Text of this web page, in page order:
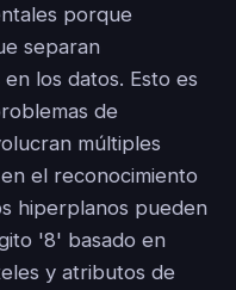
porque
separan
los datos. Esto es
de
múltiples
el reconocimiento
hiperplanos pueden
'8' basado en
y atributos de